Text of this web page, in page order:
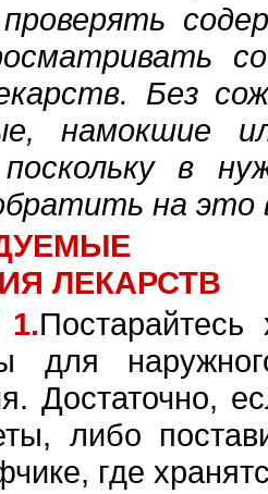
проверять
Без
намокшие
поскольку в
на это
ЛЕКАРСТВ
Постарайтесь
для
Достаточно,
либо
где